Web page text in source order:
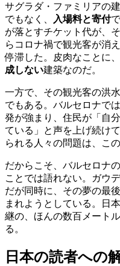
サグラダ・ファミリアの
でもなく、
入場料と寄付
が落とすチケット代が、
らコロナ禍で観光客が消
停滞した。皮肉なことに
成しない建築なのだ。
一方で、その観光客の洪
でもある。バルセロナで
発が強まり、住民が「自
ている」と声を上げ続け
られる人々の問題は、こ
だからこそ、バルセロナ
ことでは語れない。ガウ
だが同時に、その夢の最
まれようとしている。日
継の、ほんの数百メート
る。
日本の読者への